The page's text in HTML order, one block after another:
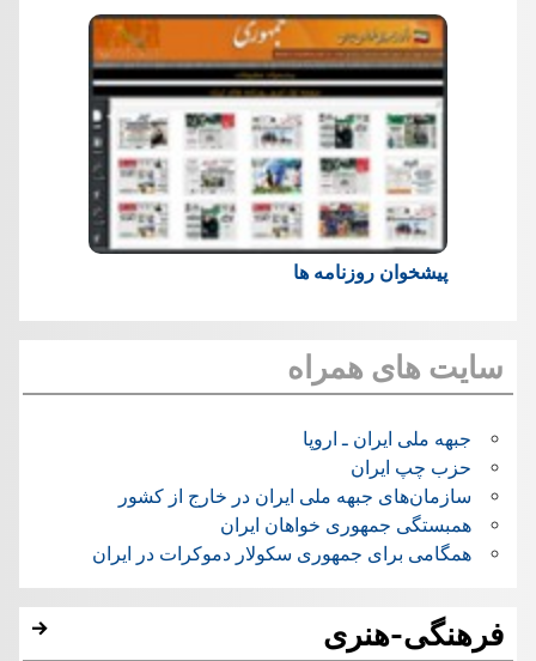
پیشخوان روزنامه ها
سایت های همراه
جبهه ملی ایران ـ اروپا
حزب چپ ایران
سازمان‌های جبهه ملی ایران در خارج از کشور
همبستگی جمهوری خواهان ایران
همگامی برای جمهوری سکولار دموکرات در ایران
فرهنگی-هنری